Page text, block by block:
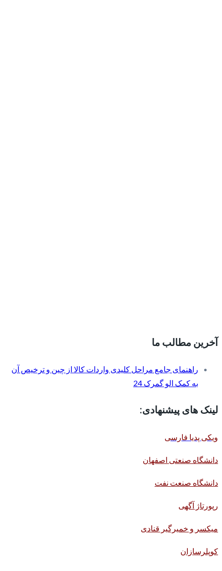
آخرین مطالب ما
راهنمای جامع مراحل کلیدی واردات کالا از چین و ترخیص آن
به کمک الو گمرک 24
لینک های پیشنهادی:
ویکی پدیا فارسی
دانشگاه صنعتی اصفهان
دانشگاه صنعت نفت
رپورتاژ آگهی
میکسر و خمیرگیر قنادی
کوپلرسازان